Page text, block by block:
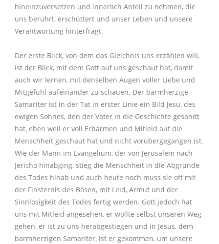
hineinzuversetzen und innerlich Anteil zu nehmen, die
uns berührt, erschüttert und unser Leben und unsere
Verantwortung hinterfragt.
Der erste Blick, von dem das Gleichnis uns erzählen will,
ist der Blick, mit dem Gott auf uns geschaut hat, damit
auch wir lernen, mit denselben Augen voller Liebe und
Mitgefühl aufeinander zu schauen. Der barmherzige
Samariter ist in der Tat in erster Linie ein Bild Jesu, des
ewigen Sohnes, den der Vater in die Geschichte gesandt
hat, eben weil er voll Erbarmen und Mitleid auf die
Menschheit geschaut hat und nicht vorübergegangen ist.
Wie der Mann im Evangelium, der von Jerusalem nach
Jericho hinabging, stieg die Menschheit in die Abgründe
des Todes hinab und auch heute noch muss sie oft mit
der Finsternis des Bösen, mit Leid, Armut und der
Sinnlosigkeit des Todes fertig werden. Gott jedoch hat
uns mit Mitleid angesehen, er wollte selbst unseren Weg
gehen, er ist zu uns herabgestiegen und in Jesus, dem
barmherzigen Samariter, ist er gekommen, um unsere